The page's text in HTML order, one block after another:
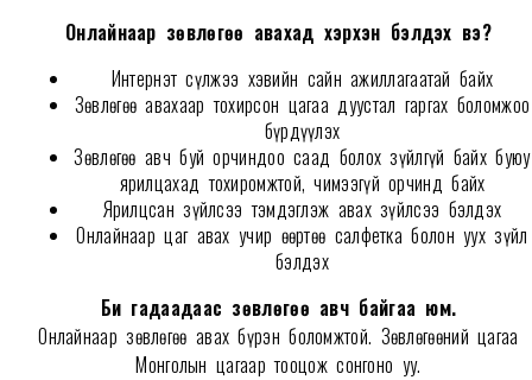
Онлайнаар зөвлөгөө авахад хэрхэн бэлдэх вэ?
Интернэт сүлжээ хэвийн сайн ажиллагаатай байх
Зөвлөгөө авахаар тохирсон цагаа дуустал гаргах боломжоо
бүрдүүлэх
Зөвлөгөө авч буй орчиндоо саад болох зүйлгүй байх буюу
ярилцахад тохиромжтой, чимээгүй орчинд байх
Ярилцсан зүйлсээ тэмдэглэж авах зүйлсээ бэлдэх
Онлайнаар цаг авах учир өөртөө салфетка болон уух зүйл
бэлдэх
Би гадаадаас зөвлөгөө авч байгаа юм.
Онлайнаар зөвлөгөө авах бүрэн боломжтой. Зөвлөгөөний цагаа
Монголын цагаар тооцож сонгоно уу.